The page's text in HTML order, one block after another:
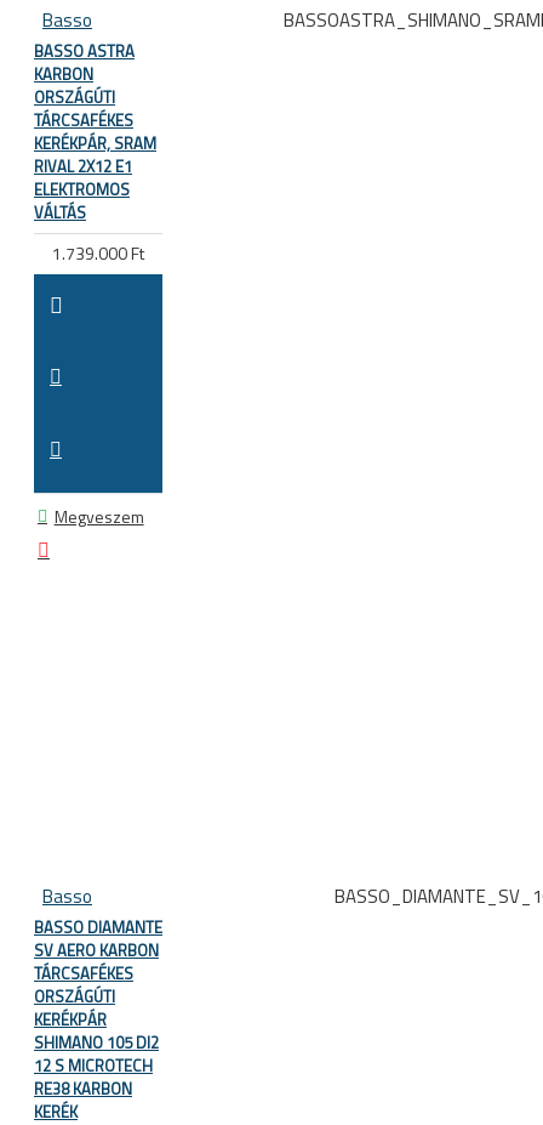
Basso
BASSO ASTRA
KARBON
ORSZÁGÚTI
TÁRCSAFÉKES
KERÉKPÁR, SRAM
RIVAL 2X12 E1
ELEKTROMOS
VÁLTÁS
1.739.000 Ft
Megveszem
Basso
BASSO DIAMANTE
SV AERO KARBON
TÁRCSAFÉKES
ORSZÁGÚTI
KERÉKPÁR
SHIMANO 105 DI2
12 S MICROTECH
RE38 KARBON
KERÉK